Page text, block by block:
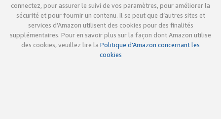
connectez, pour assurer le suivi de vos paramètres, pour améliorer la
sécurité et pour fournir un contenu. Il se peut que d’autres sites et
services d’Amazon utilisent des cookies pour des finalités
supplémentaires. Pour en savoir plus sur la façon dont Amazon utilise
des cookies, veuillez lire la Politique d’Amazon concernant les
cookies